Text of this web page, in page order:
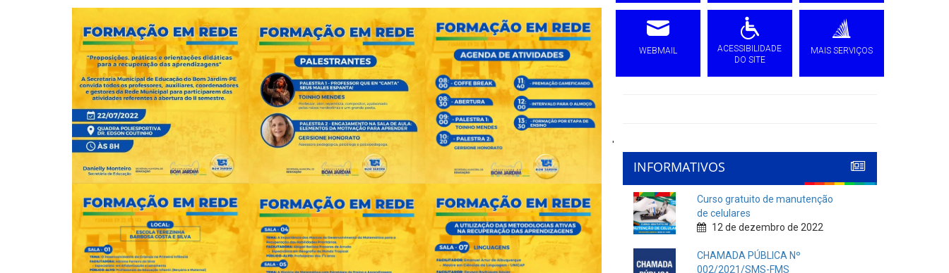
WEBMAIL
ACESSIBILIDADE
DO SITE
MAIS SERVIÇOS
'
INFORMATIVOS
Curso gratuito de manutenção
de celulares
12 de dezembro de 2022
CHAMADA PÚBLICA Nº
002/2021/SMS-FMS